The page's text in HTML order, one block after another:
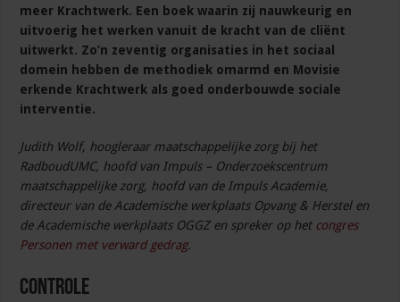
meer Krachtwerk. Een boek waarin zij nauwkeurig en
uitvoerig het werken vanuit de kracht van de cliënt
uitwerkt. Zo’n zeventig organisaties in het sociaal
domein hebben de methodiek omarmd en Movisie
erkende Krachtwerk als goed onderbouwde sociale
interventie.
Judith Wolf, hoogleraar maatschappelijke zorg bij het
RadboudUMC, hoofd van Impuls – Onderzoekscentrum
maatschappelijke zorg, hoofd van de Impuls Academie,
directeur van de Academische werkplaats Opvang & Herstel en
de Academische werkplaats OGGZ en spreker op het congres
Personen met verward gedrag.
Controle